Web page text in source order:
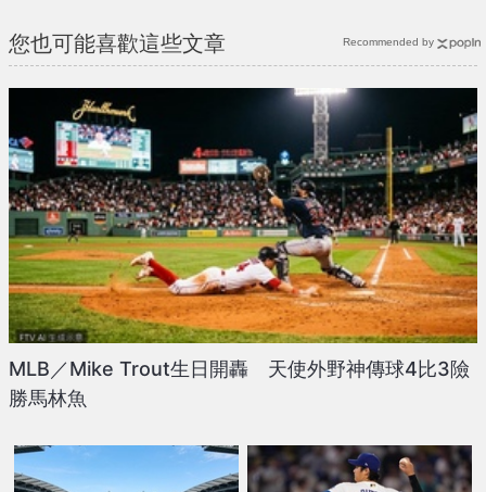
您也可能喜歡這些文章
MLB／Mike Trout生日開轟 天使外野神傳球4比3險
勝馬林魚
Recommended by